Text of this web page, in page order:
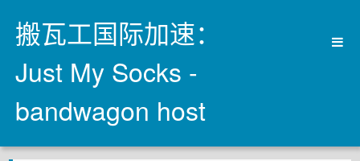
搬瓦工国际加速：
Just My Socks -
bandwagon host
首页